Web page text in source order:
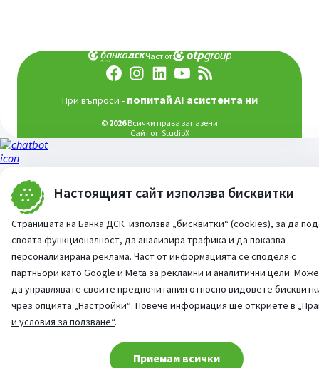
Настоящият сайт използва бисквитки
Страницата на Банка ДСК използва „бисквитки“ (cookies), за да
своята функционалност, да анализира трафика и да показва
персонализирана реклама. Част от информацията се споделя с
партньори като Google и Meta за рекламни и аналитични цели.
да управлявате своите предпочитания относно видовете
чрез опцията „Настройки“. Повече информация ще откриете в
и условия за ползване“.
Приемам всички
Част от:
При въпроси - попитай AI асистента ни
© 2026Всички права запазени
Сайт от: StudioX
Cookie consent change